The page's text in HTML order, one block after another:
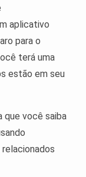
aplicativo
para o
terá uma
estão em seu
que você saiba